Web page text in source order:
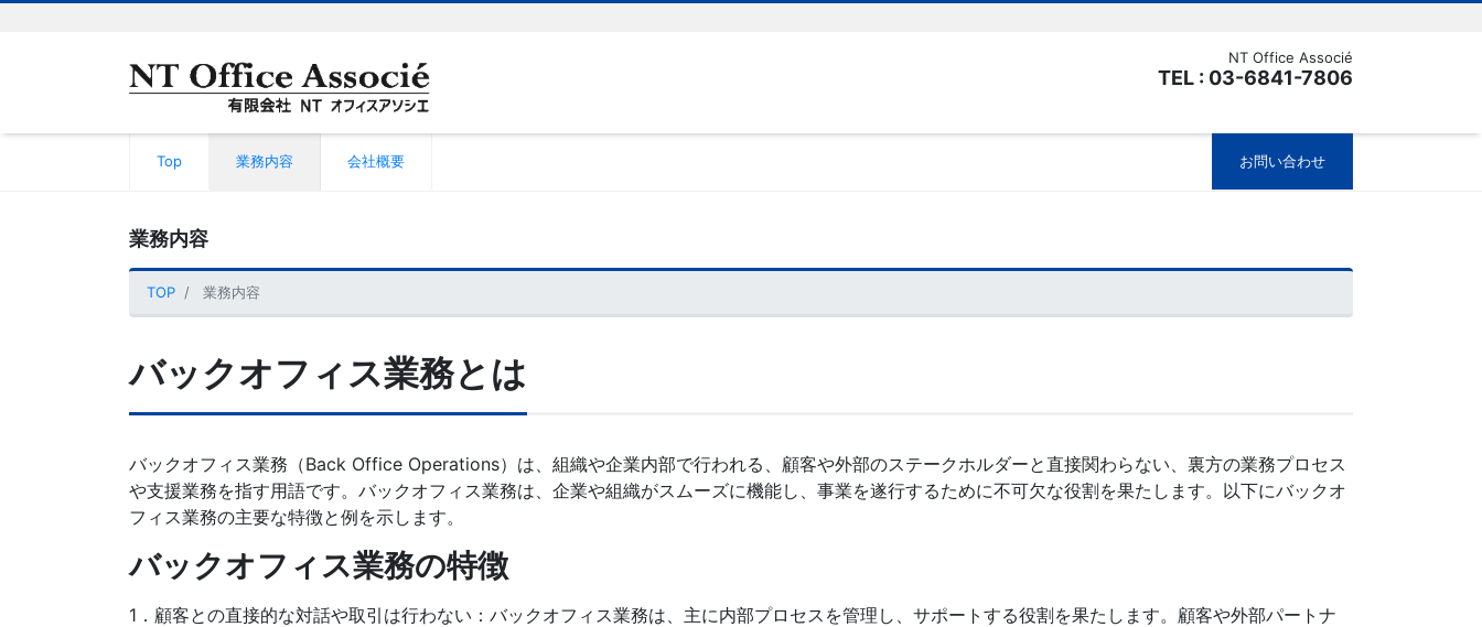
NT Office Associé
TEL : 03-6841-7806
Top 業務内容 会社概要 お問い合わせ
業務内容
TOP 業務内容
バックオフィス業務とは
バックオフィス業務（Back Office Operations）は、組織や企業内部で行われる、顧客や外部のステークホルダーと直接関わらない、裏方の業務プロセス
や支援業務を指す用語です。バックオフィス業務は、企業や組織がスムーズに機能し、事業を遂行するために不可欠な役割を果たします。以下にバックオ
フィス業務の主要な特徴と例を示します。
バックオフィス業務の特徴
1．顧客との直接的な対話や取引は行わない：バックオフィス業務は、主に内部プロセスを管理し、サポートする役割を果たします。顧客や外部パートナ